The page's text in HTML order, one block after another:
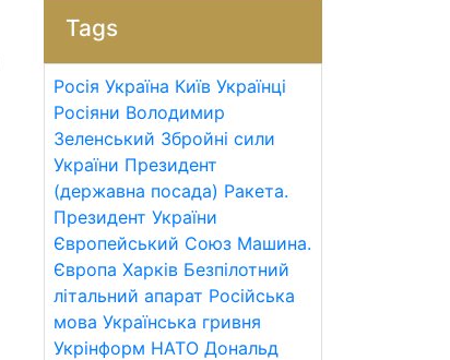
Tags
Росія Україна Київ Українці
Росіяни Володимир
Зеленський Збройні сили
України Президент
(державна посада) Ракета.
Президент України
Європейський Союз Машина.
Європа Харків Безпілотний
літальний апарат Російська
мова Українська гривня
Укрінформ НАТО Дональд